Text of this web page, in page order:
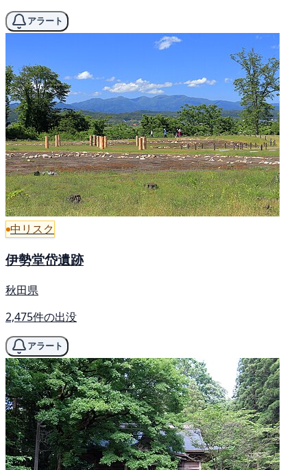
アラート
中リスク
伊勢堂岱遺跡
秋田県
2,475件の出没
アラート